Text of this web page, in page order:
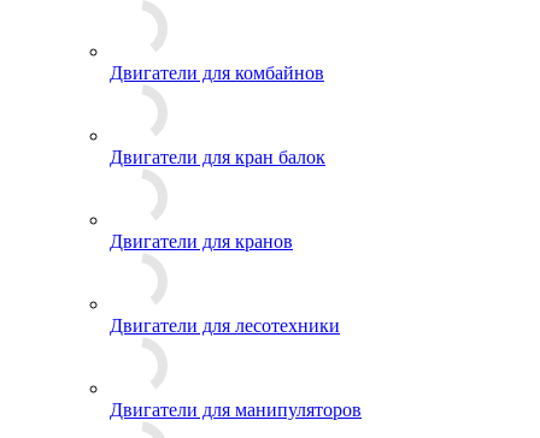
Двигатели для комбайнов
Двигатели для кран балок
Двигатели для кранов
Двигатели для лесотехники
Двигатели для манипуляторов